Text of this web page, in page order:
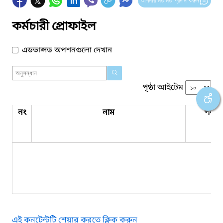
কর্মচারী প্রোফাইল
এডভান্সড অপশনগুলো দেখান
পৃষ্ঠা আইটেম
নং নাম পদবি
এই কনটেন্টটি শেয়ার করতে ক্লিক করুন